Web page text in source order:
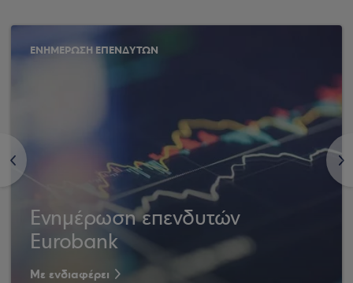
<
ΕΝΗΜΕΡΩΣΗ ΕΠΕΝΔΥΤΩΝ
Ενημέρωση επενδυτών
Eurobank
Με ενδιαφέρει
>